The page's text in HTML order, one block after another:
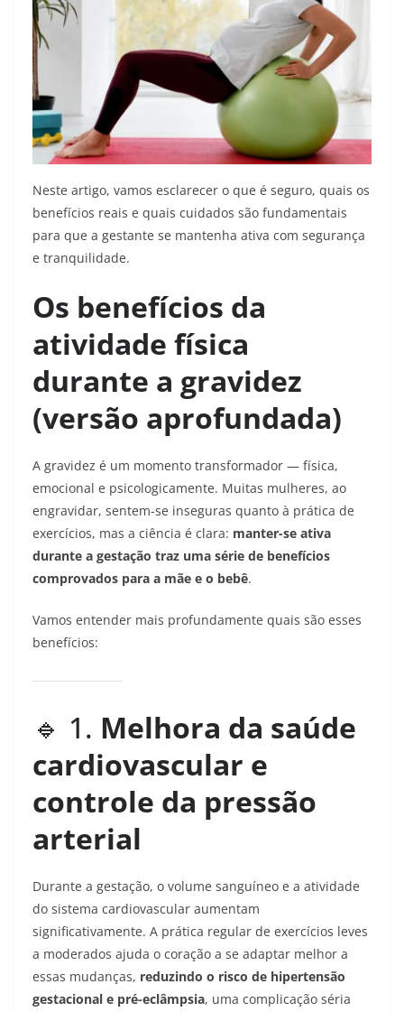
Neste artigo, vamos esclarecer o que é seguro, quais os
benefícios reais e quais cuidados são fundamentais
para que a gestante se mantenha ativa com segurança
e tranquilidade.
Os benefícios da
atividade física
durante a gravidez
(versão aprofundada)
A gravidez é um momento transformador — física,
emocional e psicologicamente. Muitas mulheres, ao
engravidar, sentem-se inseguras quanto à prática de
exercícios, mas a ciência é clara: manter-se ativa
durante a gestação traz uma série de benefícios
comprovados para a mãe e o bebê.
Vamos entender mais profundamente quais são esses
benefícios:
🔹 1. Melhora da saúde
cardiovascular e
controle da pressão
arterial
Durante a gestação, o volume sanguíneo e a atividade
do sistema cardiovascular aumentam
significativamente. A prática regular de exercícios leves
a moderados ajuda o coração a se adaptar melhor a
essas mudanças, reduzindo o risco de hipertensão
gestacional e pré-eclâmpsia, uma complicação séria